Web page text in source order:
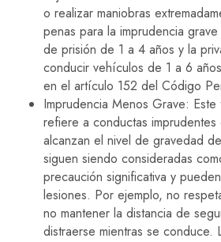
o realizar maniobras
penas para la imprudencia
de prisión de 1 a 4 años y la
conducir vehículos de 1 a 6
en el artículo 152 del Código
Imprudencia Menos Grave:
refiere a conductas
alcanzan el nivel de gravedad
siguen siendo consideradas
precaución significativa y
lesiones. Por ejemplo, no
no mantener la distancia de
distraerse mientras se conduce.